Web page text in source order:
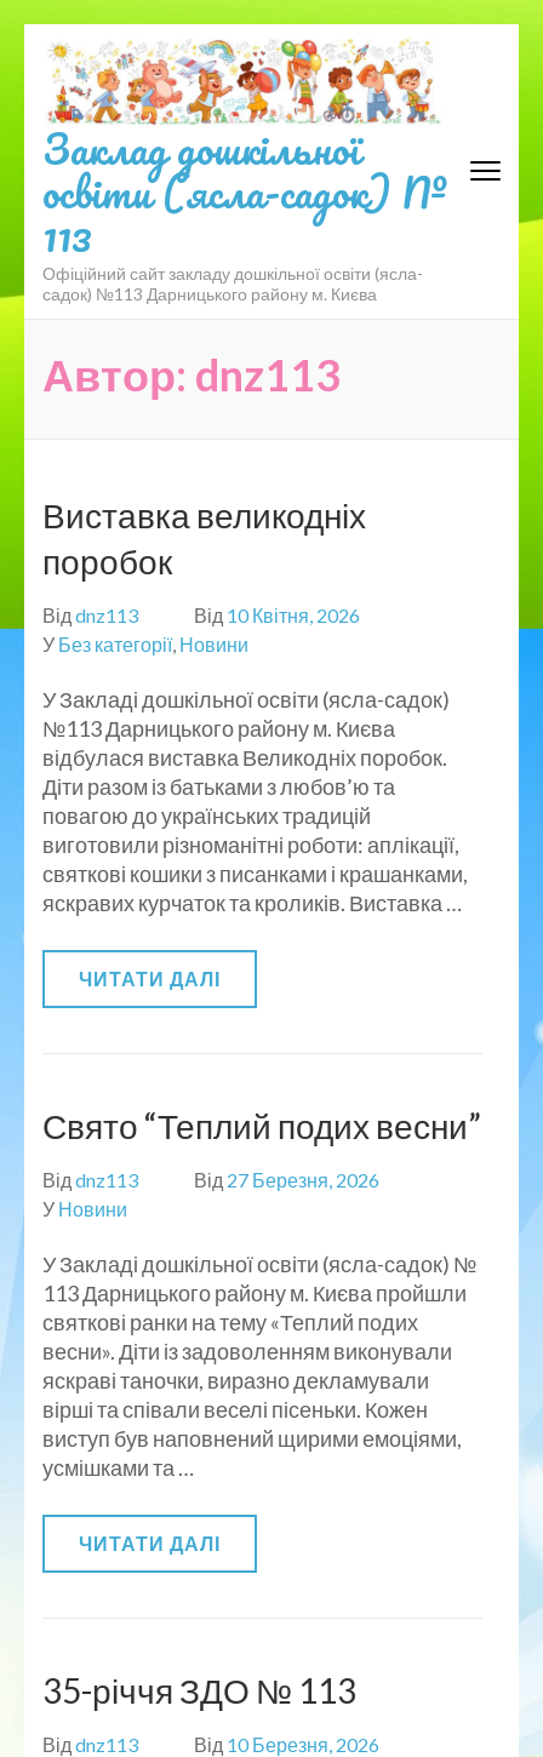
Перейти
вмісту
(натисніть
Enter)
Заклад дошкільної
освіти (ясла-садок) №
113
Офіційний сайт закладу дошкільної освіти (ясла-
садок) №113 Дарницького району м. Києва
Автор: dnz113
Виставка великодніх
поробок
Від dnz113 Від 10 Квітня, 2026
У Без категорії, Новини
У Закладі дошкільної освіти (ясла-садок)
№113 Дарницького району м. Києва
відбулася виставка Великодніх поробок.
Діти разом із батьками з любов’ю та
повагою до українських традицій
виготовили різноманітні роботи: аплікації,
святкові кошики з писанками і крашанками,
яскравих курчаток та кроликів. Виставка …
ЧИТАТИ ДАЛІ
Свято “Теплий подих весни”
Від dnz113 Від 27 Березня, 2026
У Новини
У Закладі дошкільної освіти (ясла-садок) №
113 Дарницького району м. Києва пройшли
святкові ранки на тему «Теплий подих
весни». Діти із задоволенням виконували
яскраві таночки, виразно декламували
вірші та співали веселі пісеньки. Кожен
виступ був наповнений щирими емоціями,
усмішками та …
ЧИТАТИ ДАЛІ
35-річчя ЗДО № 113
Від dnz113 Від 10 Березня, 2026